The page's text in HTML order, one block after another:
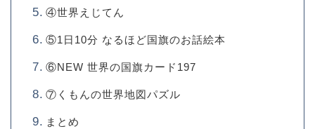
④世界えじてん
⑤1日10分 なるほど国旗のお話絵本
⑥NEW 世界の国旗カード197
⑦くもんの世界地図パズル
まとめ